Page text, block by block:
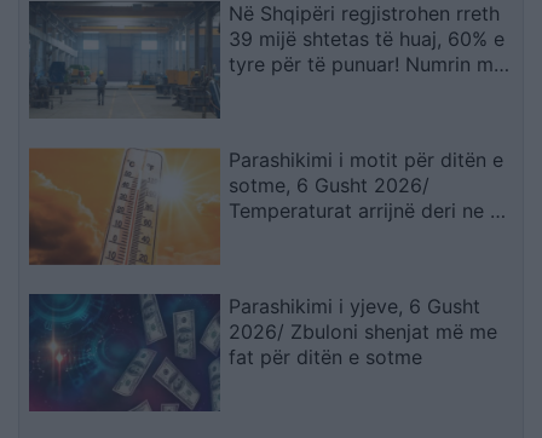
Në Shqipëri regjistrohen rreth
39 mijë shtetas të huaj, 60% e
tyre për të punuar! Numrin më
Parashikimi i motit për ditën e
sotme, 6 Gusht 2026/
Temperaturat arrijnë deri ne 38
Parashikimi i yjeve, 6 Gusht
2026/ Zbuloni shenjat më me
fat për ditën e sotme